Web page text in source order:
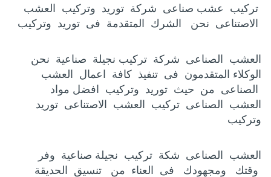
تركيب عشب صناعى شركة توريد وتركيب العشب
الاصتناعى نحن الشرك المتقدمة فى توريد وتركيب
العشب الصناعى شركة تركيب نجيلة صناعية نحن
الوكلاء المتقدمون فى تنفيذ كافة اعمال العشب
الصناعى من حيث توريد وتركيب افضل مواد
العشب الصناعى تركيب العشب الاصتناعى توريد
وتركيب
العشب الصناعى شكة تركيب نجيلة صناعية وفر
وقتك ومجهودك فى العناء من تنسيق الحديقة